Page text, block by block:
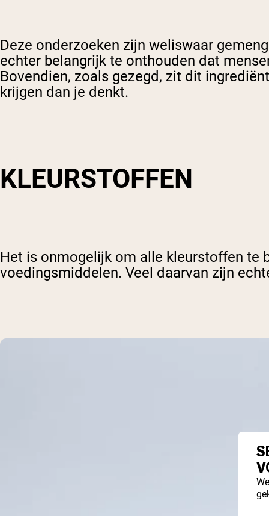
Deze onderzoeken zijn weliswaar
echter belangrijk te onthouden dat
Bovendien, zoals gezegd, zit dit
krijgen dan je denkt.
KLEURSTOFFEN
Het is onmogelijk om alle kleurstoffen te
voedingsmiddelen. Veel daarvan zijn